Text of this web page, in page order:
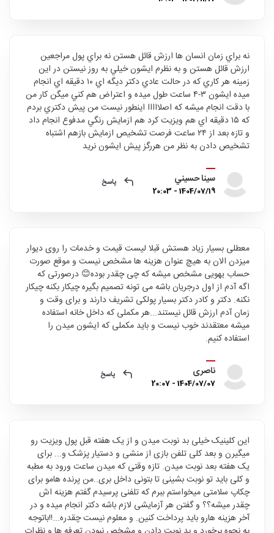
نه براي زمان انسان ها ارزش قائل هستن نه براي پول مراجعين
ارزش قائل هستن و به نظرم ايشون خيلي به روز نيستن در اين
زمينه هر كاري كه در حالت عادي دكتر ديگه اي ١٠ دقيقه اي انجام
ميده ايشون ٣-٤ ساعت طول ميده و اعتراض هم كني ميگن كار من
با دقت انجام ميشه كه اصلااااا اينطور نيست من پيش دكتري بردم
كه ١٥ دقيقه اي هم ويزيت كرد هم ازمايش رنگي مدفوع انجام داد
و تازه بعد از ٢٤ ساعت فرصت تشخيص ازمايش بازهم اشتباه
تشخيص دادن به نظر من هررگز پيش ايشون نريد
سينا حسيني
1404/07/19 - 20:03
پاسخ
معطلی بسیار زیاد هستش قبلا لیست قیمت و خدمات را روی دیوار
میزدن الان به هیچ عنوان هزینه ها مشخص نیست و موقع صورت
حساب یهویی مشخص میشه که چی چقدر بوده😊 درصورتی که
اگه آدم از اول درجریان باشه می تونه تصمیم بگیره چیکار بکنه چیکار
نکنه‌. دکتر و کادر دکتر بسیار پولکی تشریف دارند و برای وقت و
زمان آدم ارزش قائل نیستند...هر مکملی که داخل خانه استفاده
میشه معتقدند خوب نیست و باید مکملی که ایشون میدن را
استفاده کنیم.
ناصری
1404/07/07 - 20:07
پاسخ
این کلینیک خیلی بد نوبت میدن و از یک هفته قبل پول ویزیت رو
میگیرن و بعد کلی تلفن بازی از منشی و دستیار پزشک و... برای
یک هفته بعد نوبت میدن. تازه وقتی که میدن ساعت ورود به مطبه
و کلی باید تو نوبت بشینی تا بتونی داخل بری..من پرنده هامو برای
چکاپ سلامتی میخواستم ببرم که تلفنی پرسیدم گفتم هزینه اش
چقدر میشه؟؟ و گفتن هر آزمایشی لازم باشه دکتر انجام میده و در
آخر هزینه هارو باید پرداخت کنین. و معلوم نیست چقدره...!!باتوجه